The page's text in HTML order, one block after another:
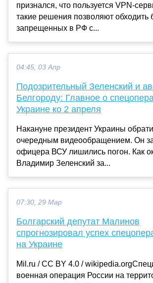
признался, что пользуется VPN-
такие решения позволяют обходить
запрещенных в РФ с...
04:45, 03 Апр
Подозрительный Зеленский и
Белгороду: Главное о
Украине ко 2 апреля
Накануне президент Украины
очередным видеообращением. Он
офицера ВСУ лишились погон. Как
Владимир Зеленский за...
07:30, 29 Мар
Болгарский депутат Малинов
спрогнозировал успех
на Украине
Mil.ru / CC BY 4.0 /
военная операция России на